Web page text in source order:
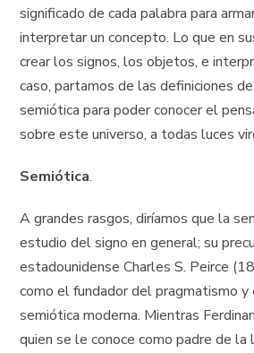
significado de cada palabra para
interpretar un concepto. Lo que en
crear los signos, los objetos, e
caso, partamos de las definiciones
semiótica para poder conocer el
sobre este universo, a todas luces
Semiótica.
A grandes rasgos, diríamos que la
estudio del signo en general; su
estadounidense Charles S. Peirce
como el fundador del pragmatismo y
semiótica moderna. Mientras
quien se le conoce como padre de la